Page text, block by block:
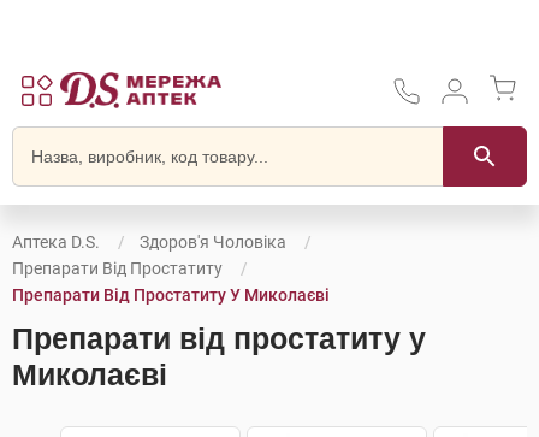
Аптека D.S.
Здоров'я Чоловіка
Препарати Від Простатиту
Препарати Від Простатиту У Миколаєві
Препарати від простатиту у
Миколаєві